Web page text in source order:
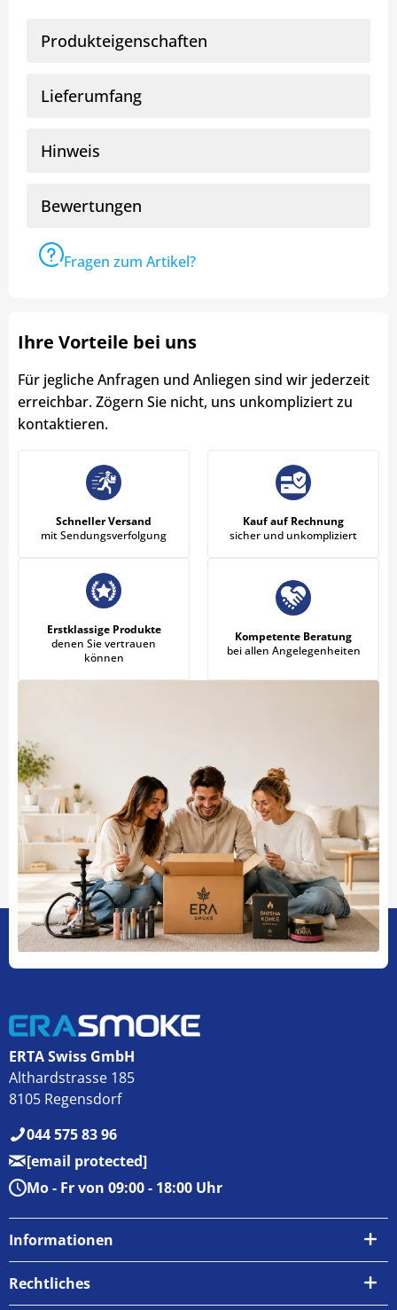
Produkteigenschaften
Lieferumfang
Hinweis
Bewertungen
Fragen zum Artikel?
Ihre Vorteile bei uns
Für jegliche Anfragen und Anliegen sind wir jederzeit
erreichbar. Zögern Sie nicht, uns unkompliziert zu
kontaktieren.
Schneller Versand
mit Sendungsverfolgung
Kauf auf Rechnung
sicher und unkompliziert
Erstklassige Produkte
denen Sie vertrauen
können
Kompetente Beratung
bei allen Angelegenheiten
ERTA Swiss GmbH
Althardstrasse 185
8105 Regensdorf
044 575 83 96
[email protected]
Mo - Fr von 09:00 - 18:00 Uhr
Informationen
Über uns
Rechtliches